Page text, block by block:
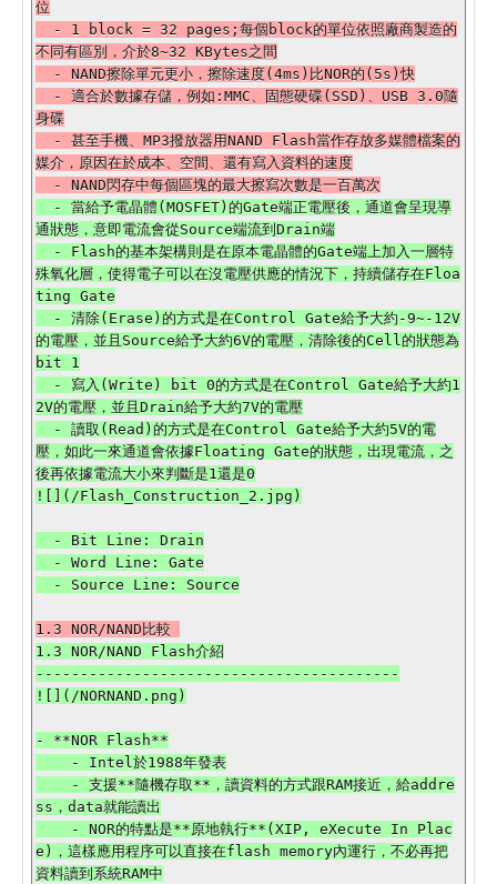
位
不同有區別，介於8~32 KBytes之間
身碟
媒介，原因在於成本、空間、還有寫入資料的速度
通狀態，意即電流會從Source端流到Drain端
殊氧化層，使得電子可以在沒電壓供應的情況下，持續儲存在Floa
ting Gate
的電壓，並且Source給予大約6V的電壓，清除後的Cell的狀態為
bit 1
2V的電壓，並且Drain給予大約7V的電壓
壓，如此一來通道會依據Floating Gate的狀態，出現電流，之
後再依據電流大小來判斷是1還是0
1.3 NOR/NAND Flash介紹
-----------------------------------------
![](/NORNAND.png)
- **NOR Flash**
ss，data就能讀出
e)，這樣應用程序可以直接在flash memory內運行，不必再把
資料讀到系統RAM中